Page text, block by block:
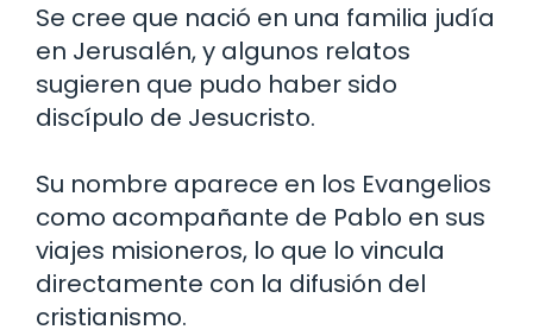
Se cree que nació en una familia judía
en Jerusalén, y algunos relatos
sugieren que pudo haber sido
discípulo de Jesucristo.
Su nombre aparece en los Evangelios
como acompañante de Pablo en sus
viajes misioneros, lo que lo vincula
directamente con la difusión del
cristianismo.